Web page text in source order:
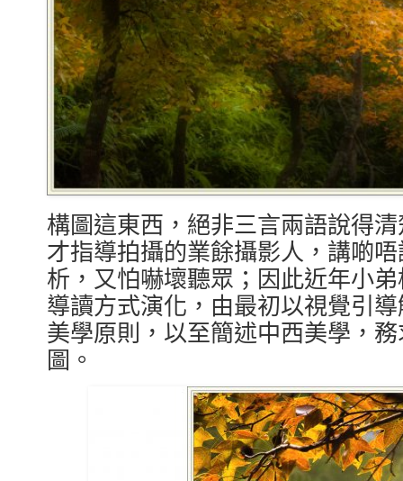
構圖這東西，絕非三言兩語說得
才指導拍攝的業餘攝影人，講啲
析，又怕嚇壞聽眾；因此近年小
導讀方式演化，由最初以視覺引
美學原則，以至簡述中西美學，
圖。